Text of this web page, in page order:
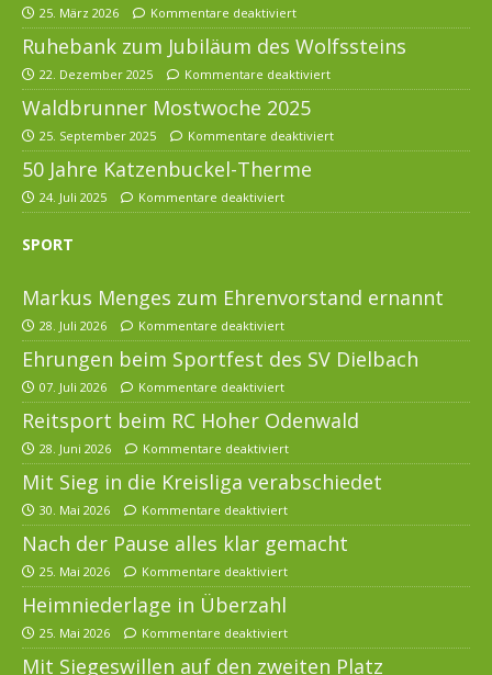
25. März 2026 Kommentare deaktiviert
Ruhebank zum Jubiläum des Wolfssteins
22. Dezember 2025 Kommentare deaktiviert
Waldbrunner Mostwoche 2025
25. September 2025 Kommentare deaktiviert
50 Jahre Katzenbuckel-Therme
24. Juli 2025 Kommentare deaktiviert
SPORT
Markus Menges zum Ehrenvorstand ernannt
28. Juli 2026 Kommentare deaktiviert
Ehrungen beim Sportfest des SV Dielbach
07. Juli 2026 Kommentare deaktiviert
Reitsport beim RC Hoher Odenwald
28. Juni 2026 Kommentare deaktiviert
Mit Sieg in die Kreisliga verabschiedet
30. Mai 2026 Kommentare deaktiviert
Nach der Pause alles klar gemacht
25. Mai 2026 Kommentare deaktiviert
Heimniederlage in Überzahl
25. Mai 2026 Kommentare deaktiviert
Mit Siegeswillen auf den zweiten Platz